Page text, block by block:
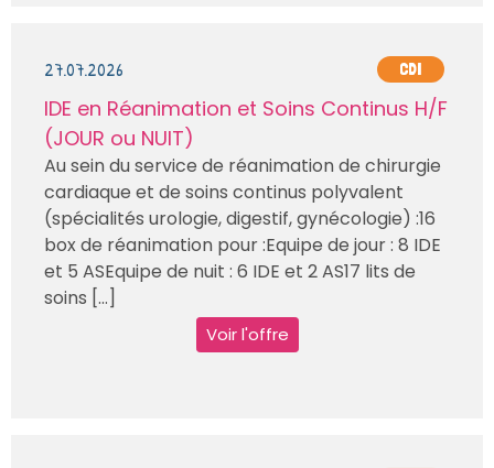
27.07.2026 CDI
IDE en Réanimation et Soins Continus H/F
(JOUR ou NUIT)
Au sein du service de réanimation de chirurgie
cardiaque et de soins continus polyvalent
(spécialités urologie, digestif, gynécologie) :16
box de réanimation pour :Equipe de jour : 8 IDE
et 5 ASEquipe de nuit : 6 IDE et 2 AS17 lits de
soins [...]
Voir l'offre